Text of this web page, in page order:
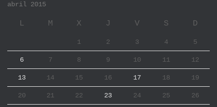
abril 2015
L M X J V S D
1 2 3 4 5
6 7 8 9 10 11 12
13 14 15 16 17 18 19
20 21 22 23 24 25 26